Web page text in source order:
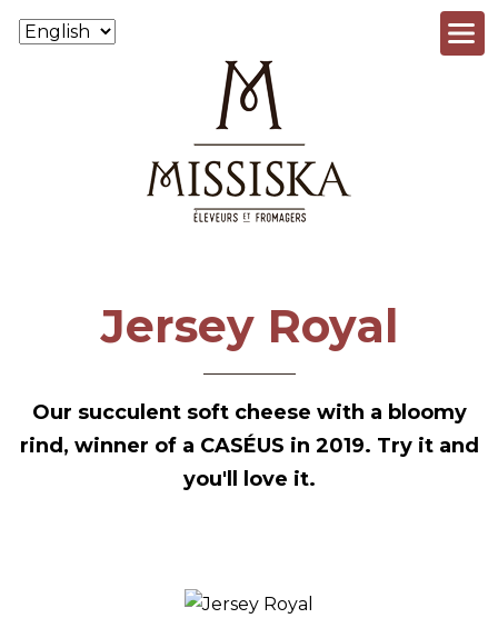
Skip to main content
Jersey Royal
Our succulent soft cheese with a bloomy
rind, winner of a CASÉUS in 2019. Try it and
you'll love it.